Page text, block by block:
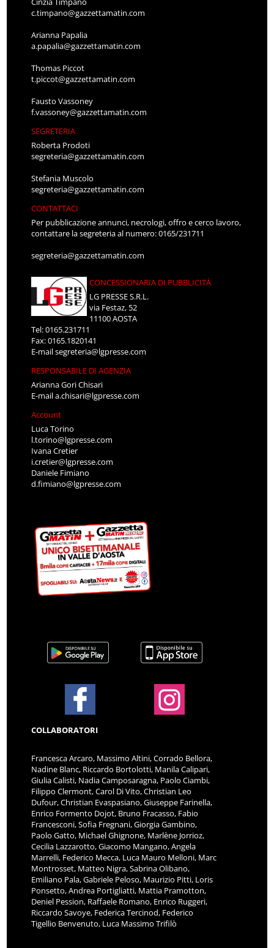
c.timpano@gazzettamatin.com
Arianna Papalia
a.papalia@gazzettamatin.com
Thomas Piccot
t.piccot@gazzettamatin.com
Fausto Vassoney
f.vassoney@gazzettamatin.com
SEGRETERIA
Roberta Prodoti
segreteria@gazzettamatin.com
Stefania Muscolo
segreteria@gazzettamatin.com
CONTATTACI
Per pubblicazione annunci, necrologi, offro e cerco lavoro,
contattare la segreteria al numero: 0165/231711
segreteria@gazzettamatin.com
CONCESSIONARIA DI PUBBLICITÀ
LG PRESSE S.R.L.
via Festaz, 52
11100 AOSTA
Tel: 0165.231711
Fax: 0165.1820141
E-mailsegreteria@lgpresse.com
RESPONSABILE DI AGENZIA
Arianna Gori Chisari
E-maila.chisari@lgpresse.com
Account
Luca Torino
l.torino@lgpresse.com
Ivana Cretier
i.cretier@lgpresse.com
Daniele Fimiano
d.fimiano@lgpresse.com
COLLABORATORI
Francesca Arcaro, Massimo Altini, Corrado Bellora,
Nadine Blanc, Riccardo Bortolotti, Manila Calipari,
Giulia Calisti, Nadia Camposaragna, Paolo Ciambi,
Filippo Clermont, Carol Di Vito, Christian Leo
Dufour, Christian Evaspasiano, Giuseppe Farinella,
Enrico Formento Dojot, Bruno Fracasso, Fabio
Francesconi, Sofia Fregnani, Giorgia Gambino,
Paolo Gatto, Michael Ghignone, Marlène Jorrioz,
Cecilia Lazzarotto, Giacomo Mangano, Angela
Marrelli, Federico Mecca, Luca Mauro Melloni, Marc
Montrosset, Matteo Nigra, Sabrina Olibano,
Emiliano Pala, Gabriele Peloso, Maurizio Pitti, Loris
Ponsetto, Andrea Portigliatti, Mattia Pramotton,
Deniel Pession, Raffaele Romano, Enrico Ruggeri,
Riccardo Savoye, Federica Tercinod, Federico
Tigellio Benvenuto, Luca Massimo Trifilò